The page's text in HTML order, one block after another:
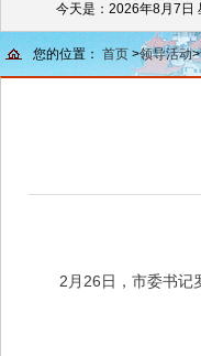
今天是： 2026年8月7日
您的位置： 首页 >领导活动>
2月26日，市委书记